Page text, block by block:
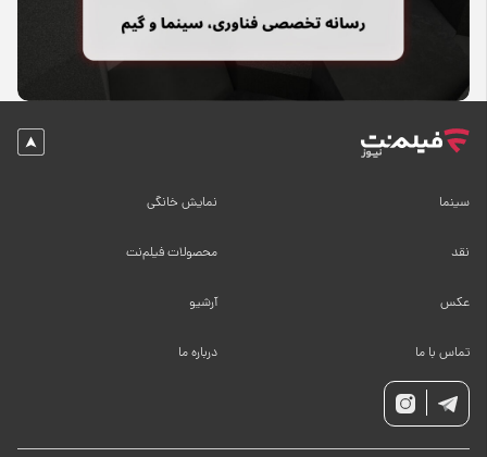
سینما
نقد
عکس
تماس با ما
نمایش خانگی
محصولات فیلم‌نت
آرشیو
درباره ما